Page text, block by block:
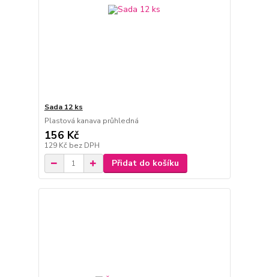
Sada 12 ks
Plastová kanava průhledná
156 Kč
129 Kč bez DPH
Přidat do košíku